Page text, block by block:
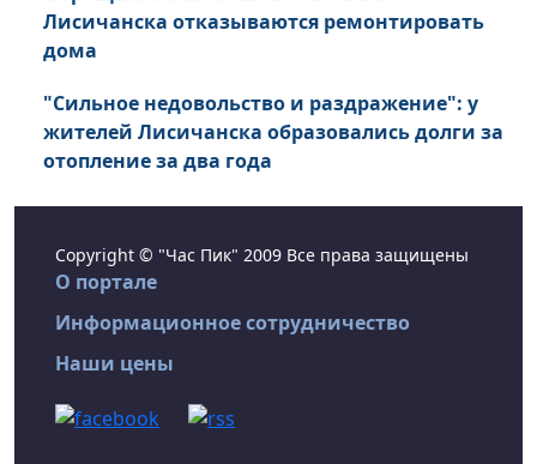
Лисичанска отказываются ремонтировать
дома
"Сильное недовольство и раздражение": у
жителей Лисичанска образовались долги за
отопление за два года
Copyright © "Час Пик" 2009 Все права защищены
О портале
Информационное сотрудничество
Наши цены